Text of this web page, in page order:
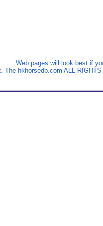
Web pages will look best if
The hkhorsedb.com ALL